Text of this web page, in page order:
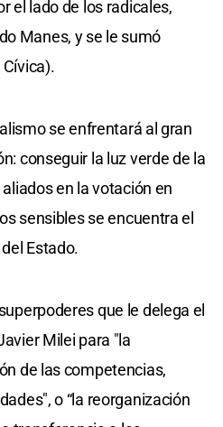
el lado de los radicales,
Manes, y se le sumó
se enfrentará al gran
conseguir la luz verde de la
en la votación en
sensibles se encuentra el
Estado.
que le delega el
Milei para "la
de las competencias,
o “la reorganización